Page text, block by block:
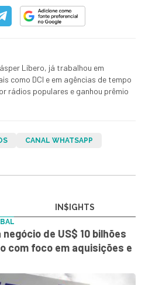
Líbero, já trabalhou em
como DCI e em agências de tempo
rádios populares e ganhou prêmio
CANAL WHATSAPP
IN$IGHTS
de US$ 10 bilhões
com foco em aquisições e